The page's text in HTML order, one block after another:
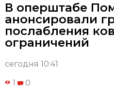
В оперштабе
анонсировали
послабления
ограничений
сегодня 10:41
1 0